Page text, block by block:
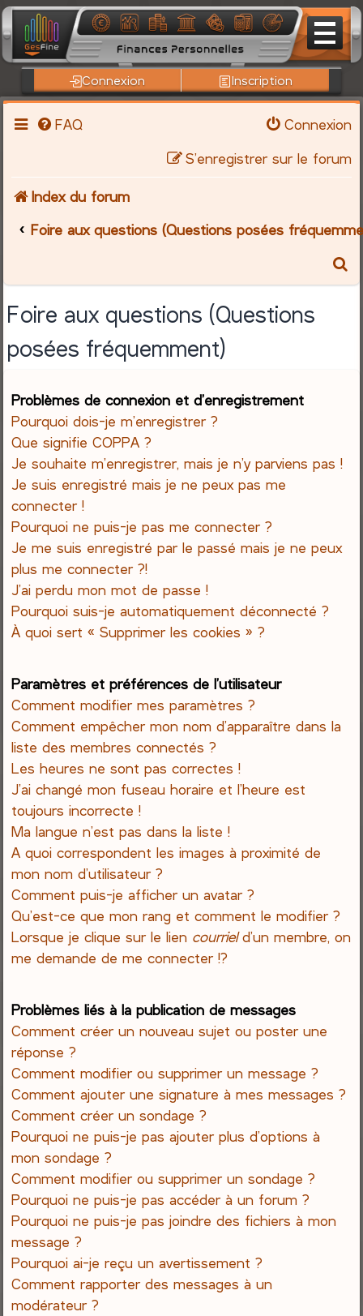
Connexion Inscription
FAQ
Connexion
S’enregistrer sur le forum
Index du forum
Foire aux questions (Questions posées
Foire aux questions (Questions
posées fréquemment)
Problèmes de connexion et d’enregistrement
Pourquoi dois-je m’enregistrer ?
Que signifie COPPA ?
Je souhaite m’enregistrer, mais je n’y parviens pas !
Je suis enregistré mais je ne peux pas me
connecter !
Pourquoi ne puis-je pas me connecter ?
Je me suis enregistré par le passé mais je ne peux
plus me connecter ?!
J’ai perdu mon mot de passe !
Pourquoi suis-je automatiquement déconnecté ?
À quoi sert « Supprimer les cookies » ?
Paramètres et préférences de l’utilisateur
Comment modifier mes paramètres ?
Comment empêcher mon nom d’apparaître dans la
liste des membres connectés ?
Les heures ne sont pas correctes !
J’ai changé mon fuseau horaire et l’heure est
toujours incorrecte !
Ma langue n’est pas dans la liste !
A quoi correspondent les images à proximité de
mon nom d’utilisateur ?
Comment puis-je afficher un avatar ?
Qu’est-ce que mon rang et comment le modifier ?
Lorsque je clique sur le lien courrield’un membre, on
me demande de me connecter !?
Problèmes liés à la publication de messages
Comment créer un nouveau sujet ou poster une
réponse ?
Comment modifier ou supprimer un message ?
Comment ajouter une signature à mes messages ?
Comment créer un sondage ?
Pourquoi ne puis-je pas ajouter plus d’options à
mon sondage ?
Comment modifier ou supprimer un sondage ?
Pourquoi ne puis-je pas accéder à un forum ?
Pourquoi ne puis-je pas joindre des fichiers à mon
message ?
Pourquoi ai-je reçu un avertissement ?
Comment rapporter des messages à un
modérateur ?